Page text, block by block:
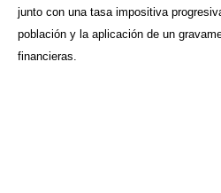
junto con una tasa impositiva
población y la aplicación de un
financieras.